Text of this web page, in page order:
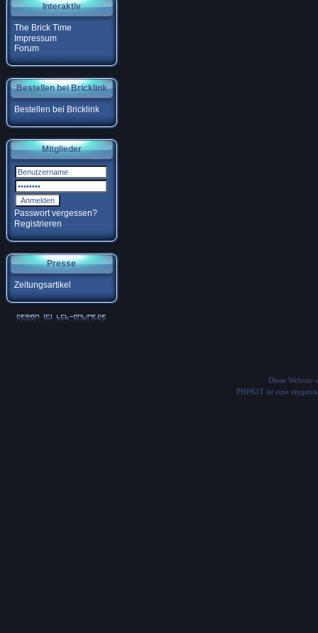
Interaktiv
The Brick Time
Impressum
Forum
Bestellen bei Bricklink
Bestellen bei Bricklink
Mitglieder
Passwort vergessen?
Registrieren
Presse
Zeitungsartikel
Diese Website
PHPKIT ist eine